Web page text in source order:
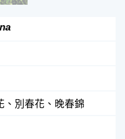
、別春花、晚春錦